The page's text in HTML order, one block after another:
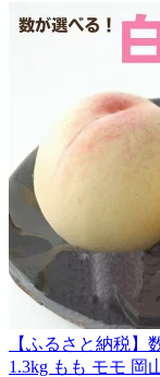
【ふるさと納税】
1.3kg もも モモ 岡